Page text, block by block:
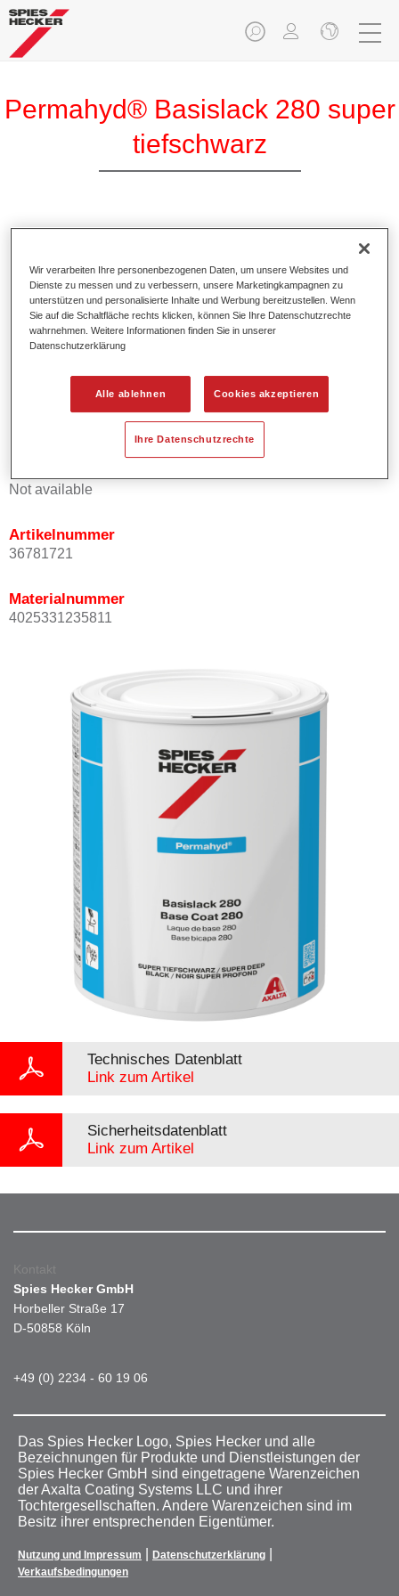
Permahyd® Basislack 280 super
tiefschwarz
Produktmerkmale
Ermöglicht eine einfache und schnelle Verarbeitung in
1,5 Spritzgängen.
Zeigt ein hohes Deckvermögen.
Bietet hohe Farbtongenauigkeit.
Kann mit Permasolid HS Klarlack überlackiert werden.
Not available
Artikelnummer
36781721
Materialnummer
4025331235811
Technisches Datenblatt
Link zum Artikel
Sicherheitsdatenblatt
Link zum Artikel
Kontakt
Spies Hecker GmbH
Horbeller Straße 17
D-50858 Köln
+49 (0) 2234 - 60 19 06
Das Spies Hecker Logo, Spies Hecker und alle
Bezeichnungen für Produkte und Dienstleistungen der
Spies Hecker GmbH sind eingetragene Warenzeichen
der Axalta Coating Systems LLC und ihrer
Tochtergesellschaften. Andere Warenzeichen sind im
Besitz ihrer entsprechenden Eigentümer.
Nutzung und Impressum Datenschutzerklärung
Verkaufsbedingungen
Wir verarbeiten Ihre personenbezogenen Daten, um unsere Websites und
Dienste zu messen und zu verbessern, unsere Marketingkampagnen zu
unterstützen und personalisierte Inhalte und Werbung bereitzustellen. Wenn
Sie auf die Schaltfläche rechts klicken, können Sie Ihre Datenschutzrechte
wahrnehmen. Weitere Informationen finden Sie in unserer
Datenschutzerklärung
Alle ablehnen Cookies akzeptieren
Ihre Datenschutzrechte